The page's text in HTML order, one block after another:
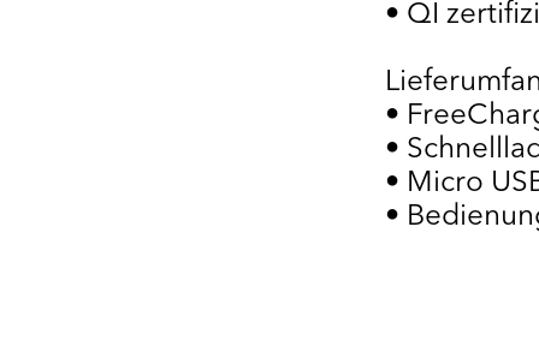
• QI
•
•
• Micro
•